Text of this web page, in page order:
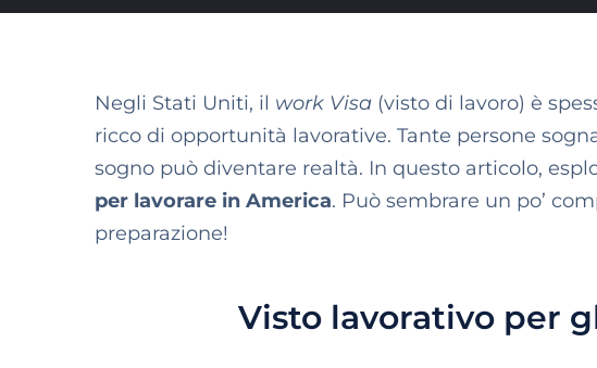
Negli Stati Uniti, il work Visa (visto di lavoro) è
ricco di opportunità lavorative. Tante persone
sogno può diventare realtà. In questo articolo,
per lavorare in America. Può sembrare un po’
preparazione!
Visto lavorativo per